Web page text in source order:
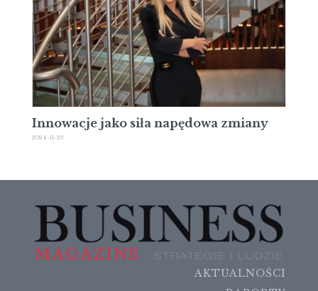
Innowacje jako siła napędowa zmiany
2024-11-29
AKTUALNOŚCI